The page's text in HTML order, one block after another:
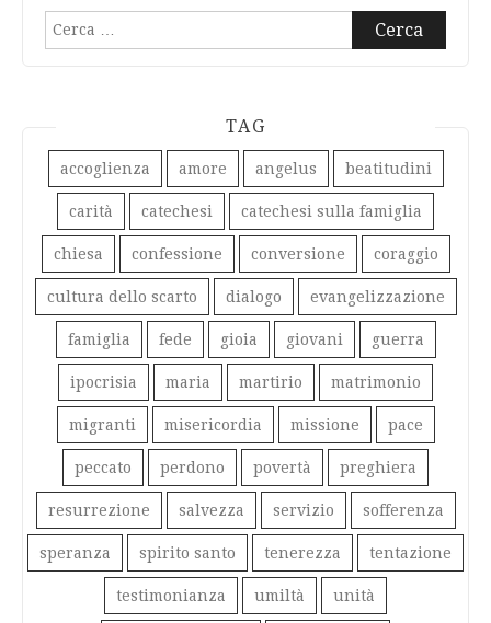
Ricerca
per:
TAG
accoglienza amore angelus beatitudini
carità catechesi catechesi sulla famiglia
chiesa confessione conversione coraggio
cultura dello scarto dialogo evangelizzazione
famiglia fede gioia giovani guerra
ipocrisia maria martirio matrimonio
migranti misericordia missione pace
peccato perdono povertà preghiera
resurrezione salvezza servizio sofferenza
speranza spirito santo tenerezza tentazione
testimonianza umiltà unità